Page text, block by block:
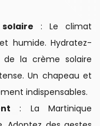
: Le climat
humide. Hydratez-
de la crème solaire
Un chapeau et
indispensables.
: La Martinique